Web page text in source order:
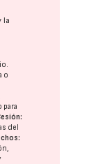
la
o
para
del